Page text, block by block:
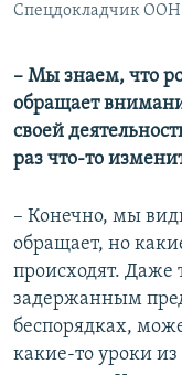
Спецдокладчик ООН
– Мы знаем, что
обращает
своей
раз что-то
– Конечно, мы
обращает, но
происходят. Даже
задержанным
беспорядках,
какие-то уроки